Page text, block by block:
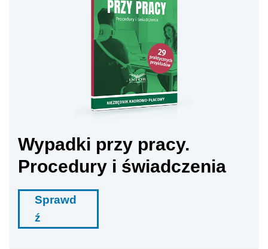
Wypadki przy pracy.
Procedury i świadczenia
Sprawd
ź